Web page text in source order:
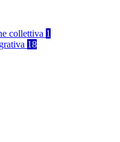
collettiva 1
18